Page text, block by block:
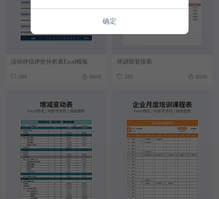
活动评估评价分析表Excel模板
289 9949
培训班安排表
285 8040
确定